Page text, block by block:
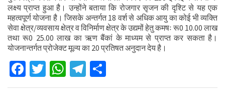
लक्ष्य प्राप्त हुआ है। उन्होंने बताया कि रोजगार सृजन की दृश्टि से यह एक
महत्वपूर्ण योजना है। जिसके अन्तर्गत 18 वर्श से अधिक आयु का कोई भी व्यक्ति
सेवा क्षेत्र/व्यवसाय क्षेत्र व विनिर्माण क्षेत्र के उद्यमों हेतु कमषः रू0 10.00 लाख
तथा रू0 25.00 लाख का ऋण बैंकां के माध्यम से प्राप्त कर सकता है।
योजनान्तर्गत प्रोजेक्ट मूल्य का 20 प्रतिषत अनुदान देय है।
Facebook
Twitter
WhatsApp
Telegram